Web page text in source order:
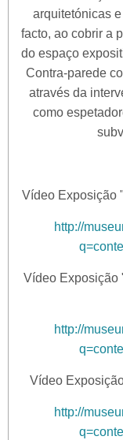
arquitetónicas
facto, ao cobrir a
do espaço
Contra-parede
através da
como
Vídeo Exposição
http://
Vídeo Exposição
http://
Vídeo
http://